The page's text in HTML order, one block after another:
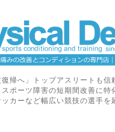
復帰へ」トップアスリートも
スポーツ障害の短期間改善に
カーなど幅広い競技の選手